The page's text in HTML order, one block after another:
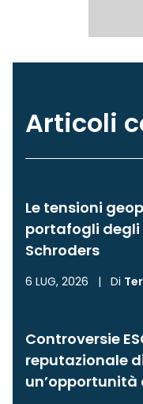
Articoli
Le tensioni
portafogli
Schroders
6 LUG, 2026 | Di
Controversie
reputazionale
un’opportunità